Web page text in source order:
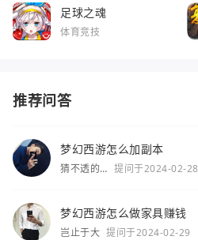
足球之魂
体育竞技
推荐问答
梦幻西游怎么加副本
猜不透的
提问于2024-02-28
梦幻西游怎么做家具赚钱
岂止于大 提问于2024-02-29